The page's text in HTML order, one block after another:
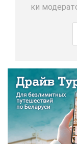
ки